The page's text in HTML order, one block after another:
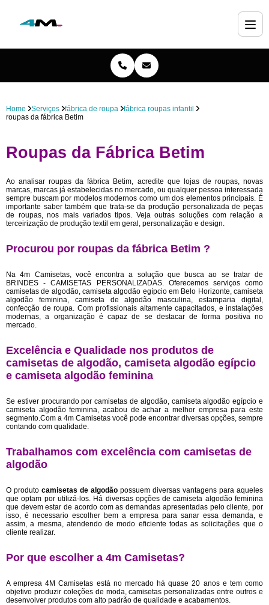
Home Serviços fábrica de roupa
fábrica roupas infantil
roupas da fábrica Betim
Roupas da Fábrica Betim
Ao analisar roupas da fábrica Betim, acredite que lojas de roupas, novas
marcas, marcas já estabelecidas no mercado, ou qualquer pessoa interessada
sempre buscam por modelos modernos como um dos elementos principais. É
importante saber também que trata-se da produção personalizada de peças
de roupas, nos mais variados tipos. Veja outras soluções com relação a
terceirização de produção textil em geral, personalização e design.
Procurou por roupas da fábrica Betim ?
Na 4m Camisetas, você encontra a solução que busca ao se tratar de
BRINDES - CAMISETAS PERSONALIZADAS. Oferecemos serviços como
camisetas de algodão, camiseta algodão egípcio em Belo Horizonte, camiseta
algodão feminina, camiseta de algodão masculina, estamparia digital,
confecção de roupa. Com profissionais altamente capacitados, e instalações
modernas, a organização é capaz de se destacar de forma positiva no
mercado.
Excelência e Qualidade nos produtos de
camisetas de algodão, camiseta algodão egípcio
e camiseta algodão feminina
Se estiver procurando por camisetas de algodão, camiseta algodão egípcio e
camiseta algodão feminina, acabou de achar a melhor empresa para este
segmento.Com a 4m Camisetas você pode encontrar diversas opções, sempre
contando com qualidade.
Trabalhamos com excelência com camisetas de
algodão
O produto camisetas de algodão possuem diversas vantagens para aqueles
que optam por utilizá-los. Há diversas opções de camiseta algodão feminina
que devem estar de acordo com as demandas apresentadas pelo cliente, por
isso, é necessario escolher bem a empresa para sanar essa demanda, e
assim, a mesma, atendendo de modo eficiente todas as solicitações que o
cliente realizar.
Por que escolher a 4m Camisetas?
A empresa 4M Camisetas está no mercado há quase 20 anos e tem como
objetivo produzir coleções de moda, camisetas personalizadas entre outros e
desenvolver produtos com alto padrão de qualidade e acabamentos.